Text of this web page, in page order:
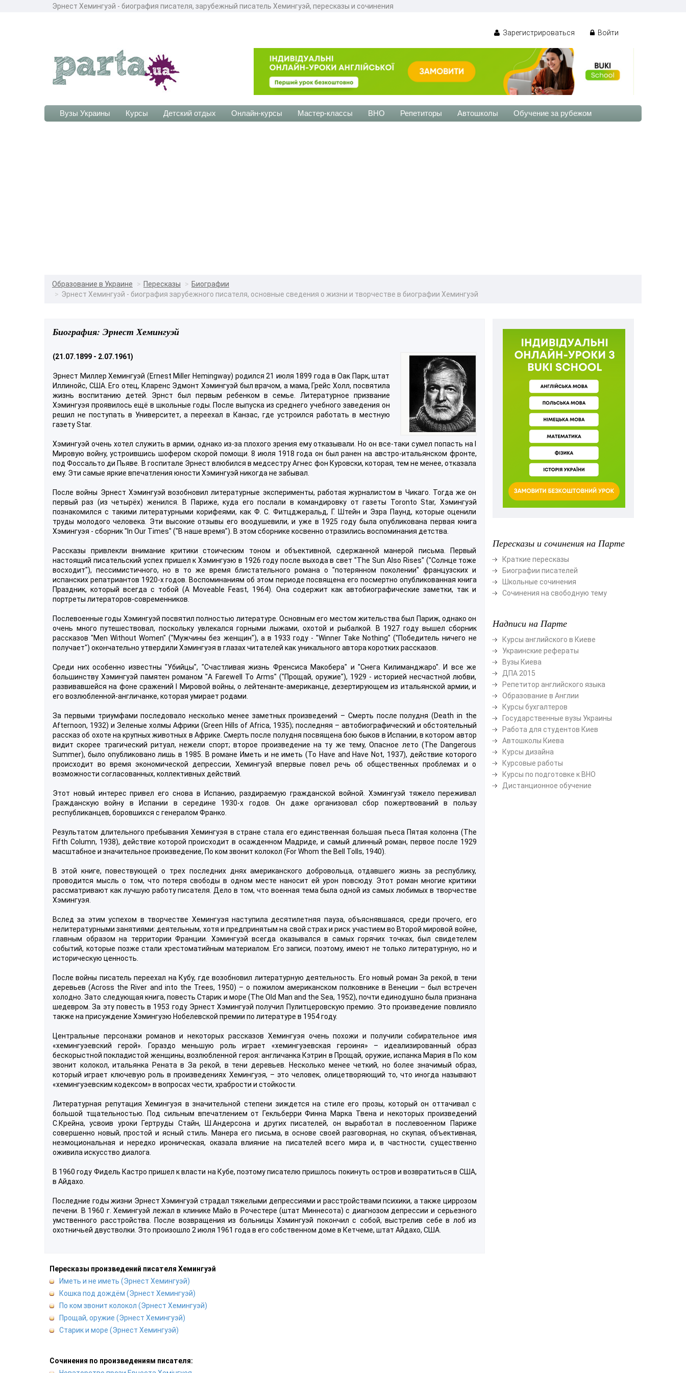
Эрнест Хемингуэй - биография писателя, зарубежный писатель Хемингуэй, пересказы и сочинения
Зарегистрироваться Войти
Вузы Украины Курсы Детский отдых Онлайн-курсы Мастер-классы ВНО Репетиторы Автошколы Обучение за рубежом
Образование в Украине Пересказы
Биографии
Эрнест Хемингуэй - биография зарубежного писателя, основные сведения о жизни и творчестве в биографии Хемингуэй
Биография: Эрнест Хемингуэй
(21.07.1899 - 2.07.1961)
Эрнест Миллер Хемингуэй (Ernest Miller Hemingway) родился 21 июля 1899 года в Оак Парк, штат
Иллинойс, США. Его отец, Кларенс Эдмонт Хэмингуэй был врачом, а мама, Грейс Холл, посвятила
жизнь воспитанию детей. Эрнст был первым ребенком в семье. Литературное призвание
Хэмингуэя проявилось ещё в школьные годы. После выпуска из среднего учебного заведения он
решил не поступать в Университет, а переехал в Канзас, где устроился работать в местную
газету Star.
Хэмингуэй очень хотел служить в армии, однако из-за плохого зрения ему отказывали. Но он все-таки сумел попасть на I
Мировую войну, устроившись шофером скорой помощи. 8 июля 1918 года он был ранен на австро-итальянском фронте,
под Фоссальто ди Пьяве. В госпитале Эрнест влюбился в медсестру Агнес фон Куровски, которая, тем не менее, отказала
ему. Эти самые яркие впечатления юности Хэмингуэй никогда не забывал.
После войны Эрнест Хэмингуэй возобновил литературные эксперименты, работая журналистом в Чикаго. Тогда же он
первый раз (из четырёх) женился. В Париже, куда его послали в командировку от газеты Toronto Star, Хэмингуэй
познакомился с такими литературными корифеями, как Ф. С. Фитцджеральд, Г. Штейн и Эзра Паунд, которые оценили
труды молодого человека. Эти высокие отзывы его воодушевили, и уже в 1925 году была опубликована первая книга
Хэмингуэя - сборник "In Our Times" ("В наше время"). В этом сборнике косвенно отразились воспоминания детства.
Рассказы привлекли внимание критики стоическим тоном и объективной, сдержанной манерой письма. Первый
настоящий писательский успех пришел к Хэмингуэю в 1926 году после выхода в свет "The Sun Also Rises" ("Солнце тоже
восходит"), пессимистичного, но в то же время блистательного романа о "потерянном поколении" французских и
испанских репатриантов 1920-х годов. Воспоминаниям об этом периоде посвящена его посмертно опубликованная книга
Праздник, который всегда с тобой (A Moveable Feast, 1964). Она содержит как автобиографические заметки, так и
портреты литераторов-современников.
Послевоенные годы Хэмингуэй посвятил полностью литературе. Основным его местом жительства был Париж, однако он
очень много путешествовал, поскольку увлекался горными лыжами, охотой и рыбалкой. В 1927 году вышел сборник
рассказов "Men Without Women" ("Мужчины без женщин"), а в 1933 году - "Winner Take Nothing" ("Победитель ничего не
получает") окончательно утвердили Хэмингуэя в глазах читателей как уникального автора коротких рассказов.
Среди них особенно известны "Убийцы", "Счастливая жизнь Френсиса Макобера" и "Снега Килиманджаро". И все же
большинству Хэмингуэй памятен романом "A Farewell To Arms" ("Прощай, оружие"), 1929 - историей несчастной любви,
развивавшейся на фоне сражений I Мировой войны, о лейтенанте-американце, дезертирующем из итальянской армии, и
его возлюбленной-англичанке, которая умирает родами.
За первыми триумфами последовало несколько менее заметных произведений – Смерть после полудня (Death in the
Afternoon, 1932) и Зеленые холмы Африки (Green Hills of Africa, 1935); последняя – автобиографический и обстоятельный
рассказ об охоте на крупных животных в Африке. Смерть после полудня посвящена бою быков в Испании, в котором автор
видит скорее трагический ритуал, нежели спорт; второе произведение на ту же тему, Опасное лето (The Dangerous
Summer), было опубликовано лишь в 1985. В романе Иметь и не иметь (To Have and Have Not, 1937), действие которого
происходит во время экономической депрессии, Хемингуэй впервые повел речь об общественных проблемах и о
возможности согласованных, коллективных действий.
Этот новый интерес привел его снова в Испанию, раздираемую гражданской войной. Хэмингуэй тяжело переживал
Гражданскую войну в Испании в середине 1930-х годов. Он даже организовал сбор пожертвований в пользу
республиканцев, боровшихся с генералом Франко.
Результатом длительного пребывания Хемингуэя в стране стала его единственная большая пьеса Пятая колонна (The
Fifth Column, 1938), действие которой происходит в осажденном Мадриде, и самый длинный роман, первое после 1929
масштабное и значительное произведение, По ком звонит колокол (For Whom the Bell Tolls, 1940).
В этой книге, повествующей о трех последних днях американского добровольца, отдавшего жизнь за республику,
проводится мысль о том, что потеря свободы в одном месте наносит ей урон повсюду. Этот роман многие критики
рассматривают как лучшую работу писателя. Дело в том, что военная тема была одной из самых любимых в творчестве
Хэмингуэя.
Вслед за этим успехом в творчестве Хемингуэя наступила десятилетняя пауза, объяснявшаяся, среди прочего, его
нелитературными занятиями: деятельным, хотя и предпринятым на свой страх и риск участием во Второй мировой войне,
главным образом на территории Франции. Хэмингуэй всегда оказывался в самых горячих точках, был свидетелем
событий, которые позже стали хрестоматийным материалом. Его записи, поэтому, имеют не только литературную, но и
историческую ценность.
После войны писатель переехал на Кубу, где возобновил литературную деятельность. Его новый роман За рекой, в тени
деревьев (Across the River and into the Trees, 1950) – о пожилом американском полковнике в Венеции – был встречен
холодно. Зато следующая книга, повесть Старик и море (The Old Man and the Sea, 1952), почти единодушно была признана
шедевром. За эту повесть в 1953 году Эрнест Хэмингуэй получил Пулитцеровскую премию. Это произведение повлияло
также на присуждение Хэмингуэю Нобелевской премии по литературе в 1954 году.
Центральные персонажи романов и некоторых рассказов Хемингуэя очень похожи и получили собирательное имя
«хемингуэевский герой». Гораздо меньшую роль играет «хемингуэевская героиня» – идеализированный образ
бескорыстной покладистой женщины, возлюбленной героя: англичанка Кэтрин в Прощай, оружие, испанка Мария в По ком
звонит колокол, итальянка Рената в За рекой, в тени деревьев. Несколько менее четкий, но более значимый образ,
который играет ключевую роль в произведениях Хемингуэя, – это человек, олицетворяющий то, что иногда называют
«хемингуэевским кодексом» в вопросах чести, храбрости и стойкости.
Литературная репутация Хемингуэя в значительной степени зиждется на стиле его прозы, который он оттачивал с
большой тщательностью. Под сильным впечатлением от Гекльберри Финна Марка Твена и некоторых произведений
С.Крейна, усвоив уроки Гертруды Стайн, Ш.Андерсона и других писателей, он выработал в послевоенном Париже
совершенно новый, простой и ясный стиль. Манера его письма, в основе своей разговорная, но скупая, объективная,
неэмоциональная и нередко ироническая, оказала влияние на писателей всего мира и, в частности, существенно
оживила искусство диалога.
В 1960 году Фидель Кастро пришел к власти на Кубе, поэтому писателю пришлось покинуть остров и возвратиться в США,
в Айдахо.
Последние годы жизни Эрнест Хэмингуэй страдал тяжелыми депрессиями и расстройствами психики, а также циррозом
печени. В 1960 г. Хемингуэй лежал в клинике Майо в Рочестере (штат Миннесота) с диагнозом депрессии и серьезного
умственного расстройства. После возвращения из больницы Хэмингуэй покончил с собой, выстрелив себе в лоб из
охотничьей двустволки. Это произошло 2 июля 1961 года в его собственном доме в Кетчеме, штат Айдахо, США.
Пересказы произведений писателя Хемингуэй
Иметь и не иметь (Эрнест Хемингуэй)
Кошка под дождём (Эрнест Хемингуэй)
По ком звонит колокол (Эрнест Хемингуэй)
Прощай, оружие (Эрнест Хемингуэй)
Старик и море (Эрнест Хемингуэй)
Сочинения по произведениям писателя:
Пересказы и сочинения на Парте
Краткие пересказы
Биографии писателей
Школьные сочинения
Сочинения на свободную тему
Надписи на Парте
Курсы английского в Киеве
Украинские рефераты
Вузы Киева
ДПА 2015
Репетитор английского языка
Образование в Англии
Курсы бухгалтеров
Государственные вузы Украины
Работа для студентов Киев
Автошколы Киева
Курсы дизайна
Курсовые работы
Курсы по подготовке к ВНО
Дистанционное обучение